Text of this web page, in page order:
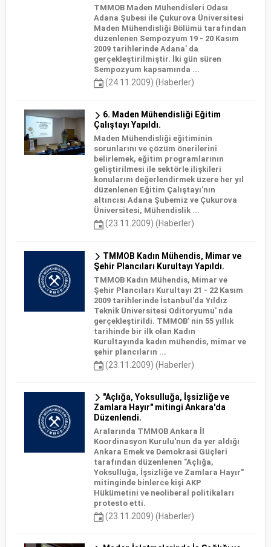
TMMOB Maden Mühendisleri Odası
Adana Şubesi ile Çukurova Üniversitesi
Maden Mühendisliği Bölümü tarafından
düzenlenen Sempozyum 19 - 20 Kasım
2009 tarihlerinde Adana’ da
gerçekleştirilmiştir. İki gün süren
Sempozyum kapsamında ...
(24.11.2009) (Haberler)
6. Maden Mühendisliği Eğitim
Çalıştayı Yapıldı.
Maden Mühendisliği eğitiminin
sorunlarını ve çözüm önerilerini
belirlemek, eğitim programlarının
geliştirilmesi ile sektörle ilişkileri
konularını değerlendirmek üzere her yıl
düzenlenen Eğitim Çalıştayı’nın
altıncısı Adana Şubemiz ve Çukurova
Üniversitesi, Mühendislik ...
(23.11.2009) (Haberler)
TMMOB Kadın Mühendis, Mimar ve
Şehir Plancıları Kurultayı Yapıldı.
TMMOB Kadın Mühendis, Mimar ve
Şehir Plancıları Kurultayı 21 - 22 Kasım
2009 tarihlerinde İstanbul'da Yıldız
Teknik Üniversitesi Oditoryumu' nda
gerçekleştirildi. TMMOB' nin 55 yıllık
tarihinde bir ilk olan Kadın
Kurultayında kadın mühendis, mimar ve
şehir plancıların ...
(23.11.2009) (Haberler)
"Açlığa, Yoksulluğa, İşsizliğe ve
Zamlara Hayır" mitingi Ankara'da
Düzenlendi.
Aralarında TMMOB Ankara İl
Koordinasyon Kurulu'nun da yer aldığı
Ankara Emek ve Demokrasi Güçleri
tarafından düzenlenen "Açlığa,
Yoksulluğa, İşsizliğe ve Zamlara Hayır"
mitinginde binlerce kişi AKP
Hükümetini ve neoliberal politikaları
protesto etti.
(23.11.2009) (Haberler)